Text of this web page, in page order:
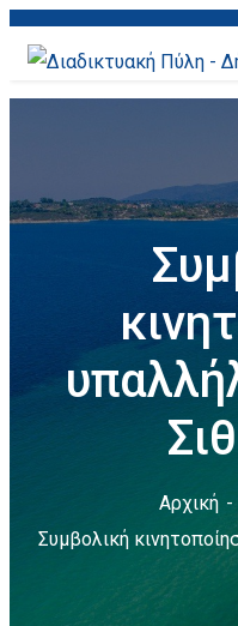
Αρχική
Συμβολική